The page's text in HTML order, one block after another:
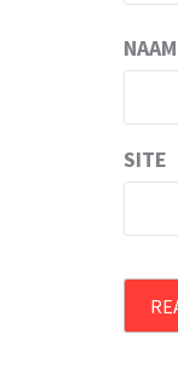
NAAM
SITE